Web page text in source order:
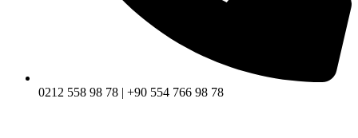
0212 558 98 78 | +90 554 766 98 78